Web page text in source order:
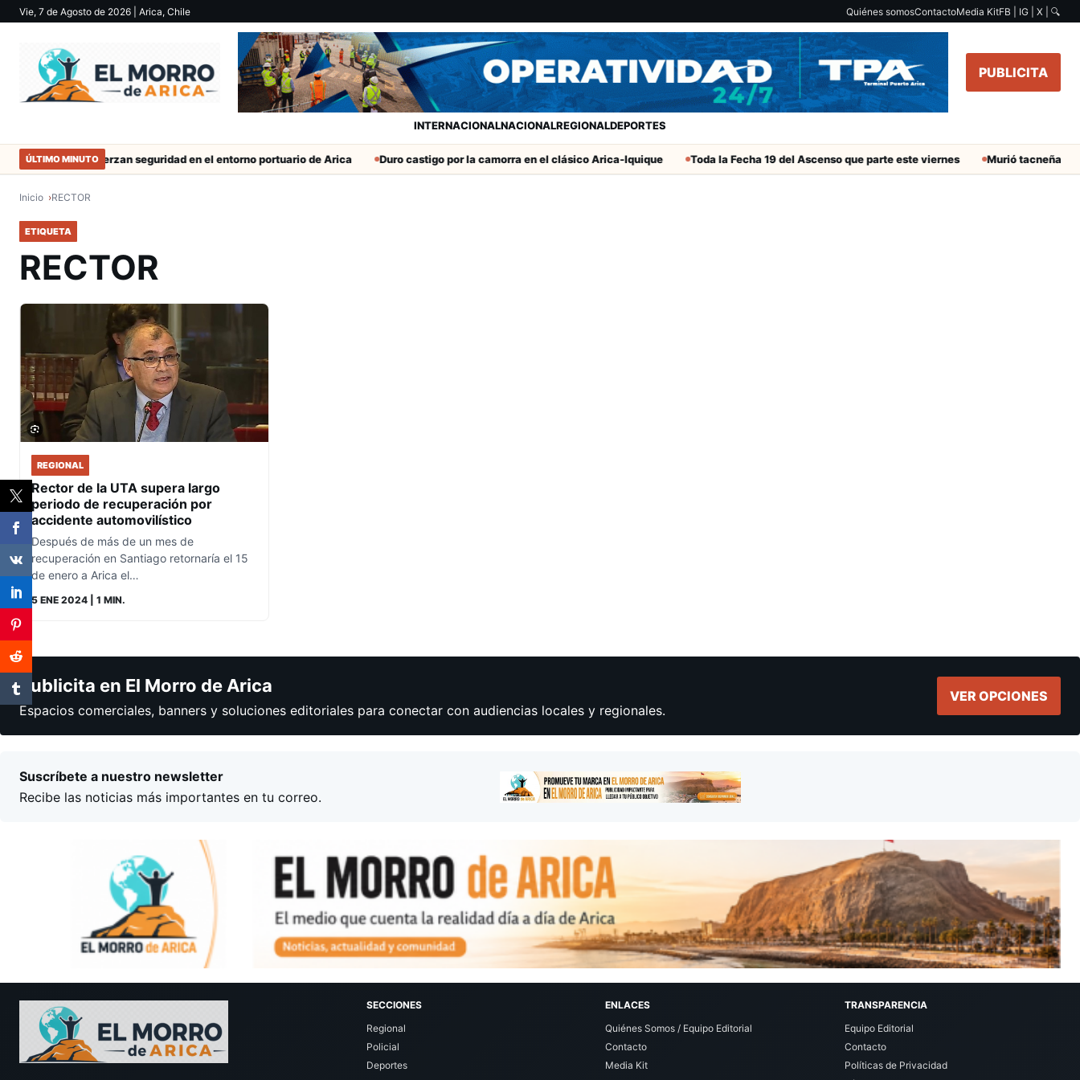
Vie, 7 de Agosto de 2026 | Arica, Chile Quiénes somosContactoMedia KitFB | IG | X | 🔍
PUBLICITA
INTERNACIONALNACIONALREGIONALDEPORTES
ÚLTIMO MINUTO
trabajo Refuerzan seguridad en el entorno portuario de Arica Duro castigo por la camorra en el clásico Arica-Iquique Toda la Fecha 19 del Ascenso que parte este viernes Murió tacneña
Inicio RECTOR
ETIQUETA
RECTOR
REGIONAL
Rector de la UTA supera largo
periodo de recuperación por
accidente automovilístico
Después de más de un mes de
recuperación en Santiago retornaría el 15
de enero a Arica el…
5 ENE 2024 | 1 MIN.
Publicita en El Morro de Arica
Espacios comerciales, banners y soluciones editoriales para conectar con audiencias locales y regionales.
VER OPCIONES
Suscríbete a nuestro newsletter
Recibe las noticias más importantes en tu correo.
SECCIONES
Regional
Policial
Deportes
ENLACES
Quiénes Somos / Equipo Editorial
Contacto
Media Kit
TRANSPARENCIA
Equipo Editorial
Contacto
Políticas de Privacidad